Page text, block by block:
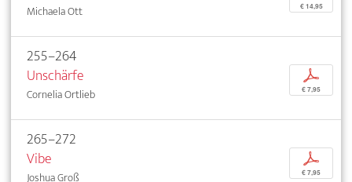
Michaela Ott € 14,95
255–264
Unschärfe
Cornelia Ortlieb
p
€ 7,95
265–272
Vibe
Joshua Groß
p
€ 7,95